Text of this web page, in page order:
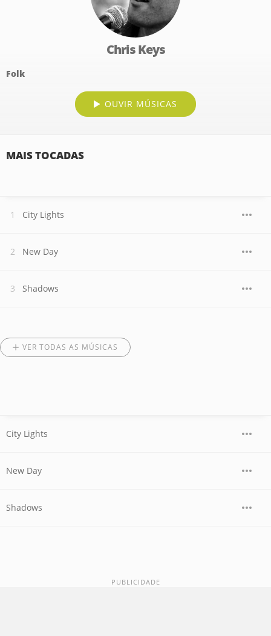
Chris Keys
Folk
OUVIR MÚSICAS
MAIS TOCADAS
City Lights
New Day
Shadows
VER TODAS AS MÚSICAS
City Lights
New Day
Shadows